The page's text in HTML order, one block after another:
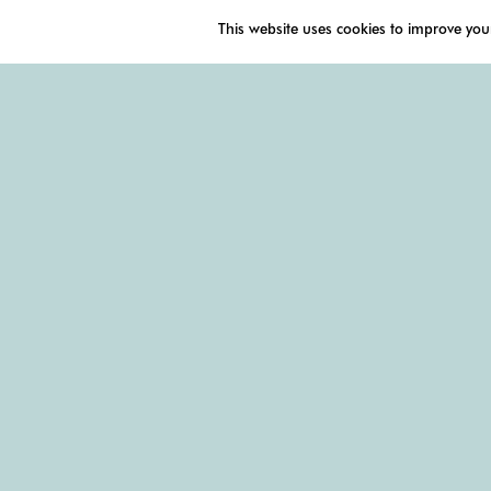
This website uses cookies to improve